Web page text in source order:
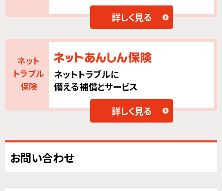
詳しく見る
ネット
トラブル
保険
ネットトラブルに
備える補償とサービス
詳しく見る
お問い合わせ